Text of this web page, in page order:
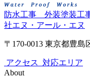
防水工事 外装塗装
社エヌ・アール・エヌ
〒170-0013 東京都豊島
アクセス 対応エリア
About